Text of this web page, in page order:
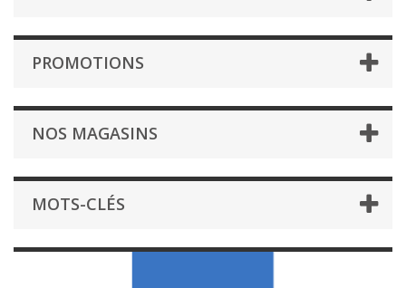
PROMOTIONS
NOS MAGASINS
MOTS-CLÉS